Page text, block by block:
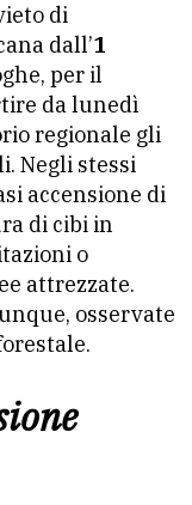
di
dall’1
per il
da lunedì
regionale gli
Negli stessi
accensione di
di cibi in
o
attrezzate.
osservate